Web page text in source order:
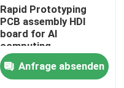
Rapid Prototyping
PCB assembly HDI
board for AI
computing
Anfrage absenden